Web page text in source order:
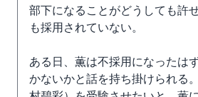
部下になることがどうしても許
も採用されていない。
ある日、薫は不採用になったは
かないかと話を持ち掛けられる